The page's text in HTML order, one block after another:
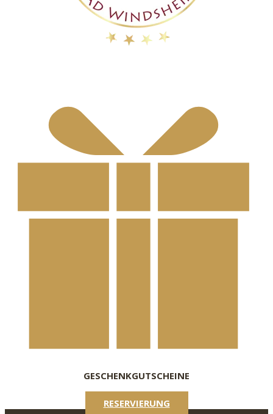
GESCHENKGUTSCHEINE
RESERVIERUNG